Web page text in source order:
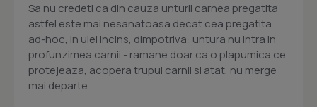
Sa nu credeti ca din cauza unturii carnea pregatita
astfel este mai nesanatoasa decat cea pregatita
ad-hoc, in ulei incins, dimpotriva: untura nu intra in
profunzimea carnii - ramane doar ca o plapumica ce
protejeaza, acopera trupul carnii si atat, nu merge
mai departe.